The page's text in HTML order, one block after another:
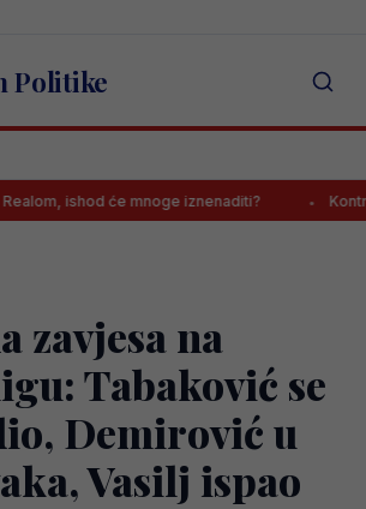
Politike
će mnoge iznenaditi? Kontroverzni
zavjesa na
Tabaković se
Demirović u
Vasilj ispao